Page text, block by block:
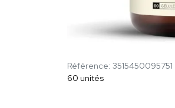
Référence: 3515450095751
60 unités